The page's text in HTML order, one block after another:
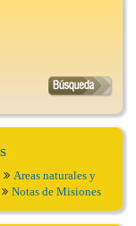
Areas naturales y
Notas de Misiones